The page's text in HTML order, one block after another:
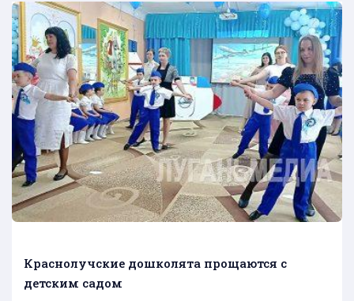
Краснолучские дошколята прощаются с
детским садом